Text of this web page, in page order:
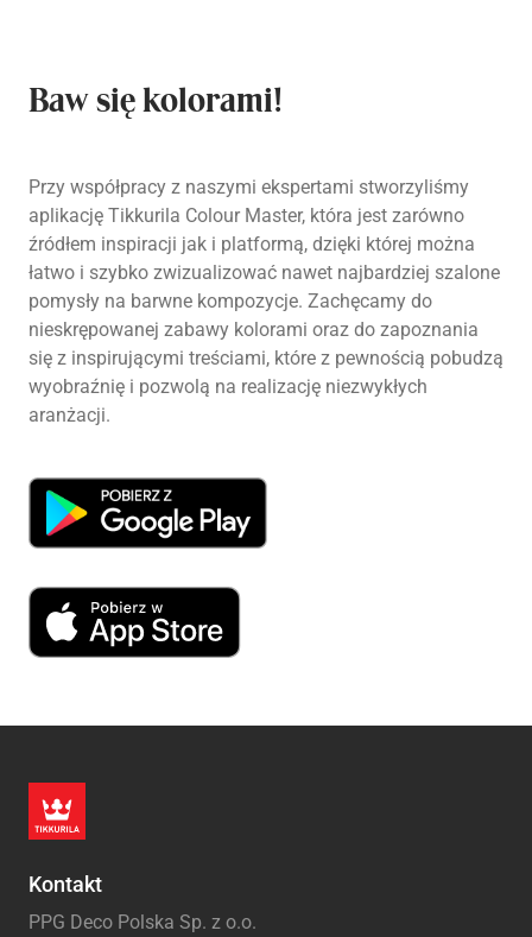
Baw się kolorami!
Przy współpracy z naszymi ekspertami stworzyliśmy
aplikację Tikkurila Colour Master, która jest zarówno
źródłem inspiracji jak i platformą, dzięki której można
łatwo i szybko zwizualizować nawet najbardziej szalone
pomysły na barwne kompozycje. Zachęcamy do
nieskrępowanej zabawy kolorami oraz do zapoznania
się z inspirującymi treściami, które z pewnością pobudzą
wyobraźnię i pozwolą na realizację niezwykłych
aranżacji.
Kontakt
PPG Deco Polska Sp. z o.o.